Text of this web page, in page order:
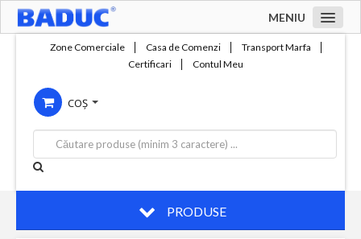
MENIU
Compania
Servicii
Productie
Contact
Zone Comerciale Casa de Comenzi
Transport Marfa
Certificari
Contul Meu
COȘ
PRODUSE